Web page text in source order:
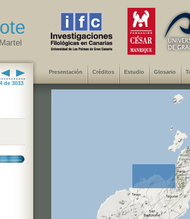
de 3033
Presentación Créditos Estudio Glosario